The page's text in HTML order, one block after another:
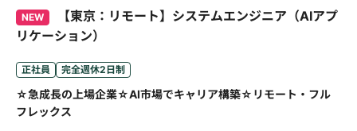
NEW
【東京：リモート】システムエンジニア（AIアプ
リケーション）
正社員 完全週休2日制
☆急成長の上場企業☆AI市場でキャリア構築☆リモート・フル
フレックス